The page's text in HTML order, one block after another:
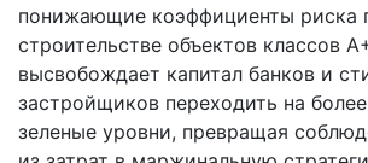
понижающие коэффициенты риска
строительстве объектов классов
высвобождает капитал банков и
застройщиков переходить на
зеленые уровни, превращая